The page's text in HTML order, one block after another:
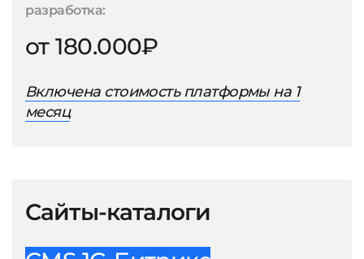
разработка:
от 180.000₽
Включена стоимость платформы на 1
месяц
Сайты-каталоги